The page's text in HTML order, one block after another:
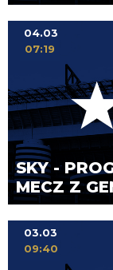
SKY -
MECZ Z
04.03
07:19
03.03
09:40